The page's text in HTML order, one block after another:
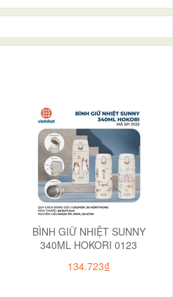
BÌNH GIỮ NHIỆT SUNNY
340ML HOKORI 0123
134.723₫